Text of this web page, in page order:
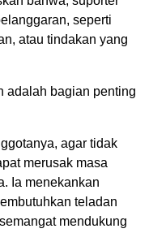
seperti
atau tindakan yang
adalah bagian penting
agar tidak
merusak masa
Ia menekankan
teladan
mendukung